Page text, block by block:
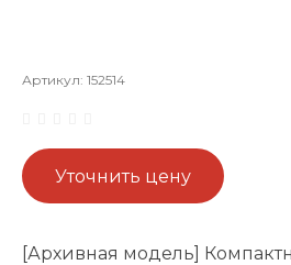
Артикул: 152514
Уточнить цену
[Архивная модель]